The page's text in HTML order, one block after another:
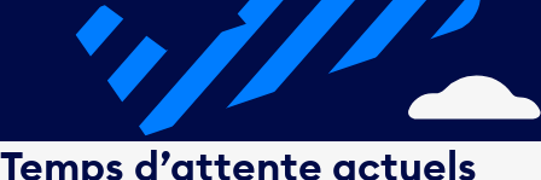
Temps d’attente actuels